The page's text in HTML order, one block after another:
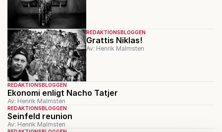
REDAKTIONSBLOGGEN
Grattis Niklas!
Av: Henrik Malmsten
REDAKTIONSBLOGGEN
Ekonomi enligt Nacho Tatjer
Av: Henrik Malmsten
REDAKTIONSBLOGGEN
Seinfeld reunion
Av: Henrik Malmsten